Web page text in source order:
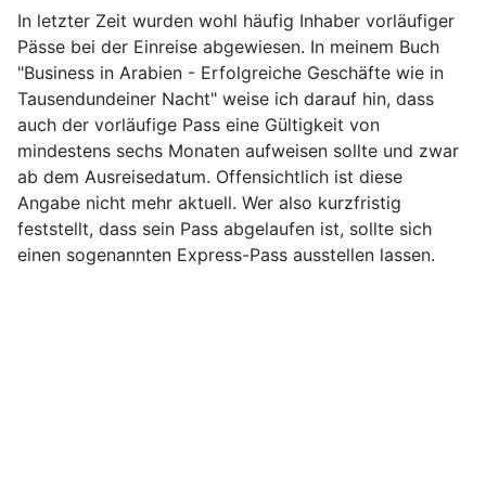
In letzter Zeit wurden wohl häufig Inhaber vorläufiger
Pässe bei der Einreise abgewiesen. In meinem Buch
"Business in Arabien - Erfolgreiche Geschäfte wie in
Tausendundeiner Nacht" weise ich darauf hin, dass
auch der vorläufige Pass eine Gültigkeit von
mindestens sechs Monaten aufweisen sollte und zwar
ab dem Ausreisedatum. Offensichtlich ist diese
Angabe nicht mehr aktuell. Wer also kurzfristig
feststellt, dass sein Pass abgelaufen ist, sollte sich
einen sogenannten Express-Pass ausstellen lassen.